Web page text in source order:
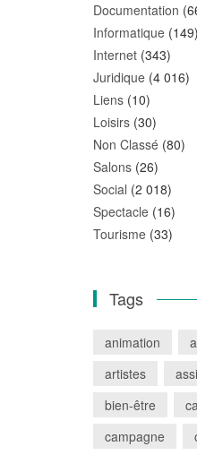
Documentation
Informatique (149)
Internet (343)
Juridique (4 016)
Liens (10)
Loisirs (30)
Non Classé (80)
Salons (26)
Social (2 018)
Spectacle (16)
Tourisme (33)
Tags
animation
artistes
bien-être
campagne